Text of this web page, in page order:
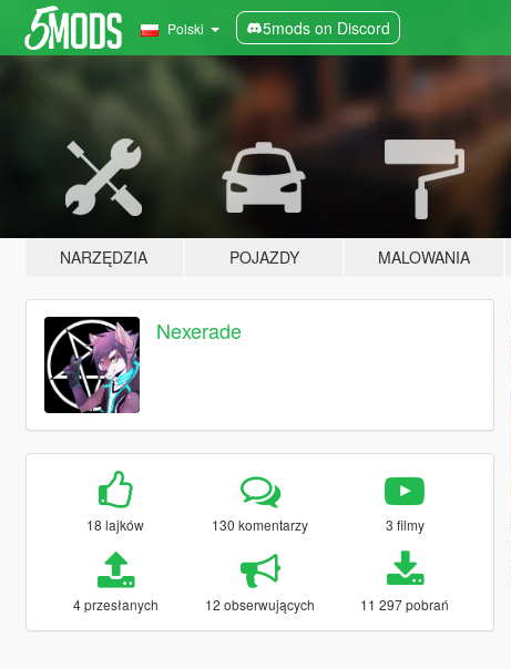
Polski 5mods on Discord
NARZĘDZIA POJAZDY MALOWANIA
Nexerade
18 lajków 130 komentarzy 3 filmy
4 przesłanych 12 obserwujących 11 297 pobrań